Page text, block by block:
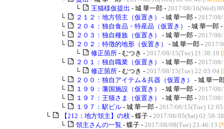
└
王猫様仮提出 - 城 華一郎 - 2017/08/16(Wed)
└
２１２：地方領主（仮置き） - 城 華一郎 - 2017/
└
２０４：独自食品・特産品（仮置き）
- 城 華一郎 -
└
２０３：独自種族（仮置き） - 城 華一郎 - 2017/
└
２０２：特徴的地形（仮置き） - 城 華一郎 - 2017/
└
修正箇所 - むつき - 2017/08/15(Tue) 21:38:10
└
２０１：独自職業（仮置き） - 城 華一郎 - 2017/
└
修正箇所 - むつき - 2017/08/15(Tue) 22:03:04
└
２００：独自アイテム＆兵器（仮置き）
- 城 華一
└
１９９：藩国施設（仮置き） - 城 華一郎 - 2017/
└
１９７：王猫さま（仮置き） - 城 華一郎 - 2017/
└
１９７：駅ビル - 城 華一郎 - 2017/08/15(Tue)
└
【212：地方領主】の枝 - 蝶子 - 2017/08/05(Sat) 02:58:38
└
領主さんの一覧 - 蝶子 - 2017/08/08(Tue) 23:46:13